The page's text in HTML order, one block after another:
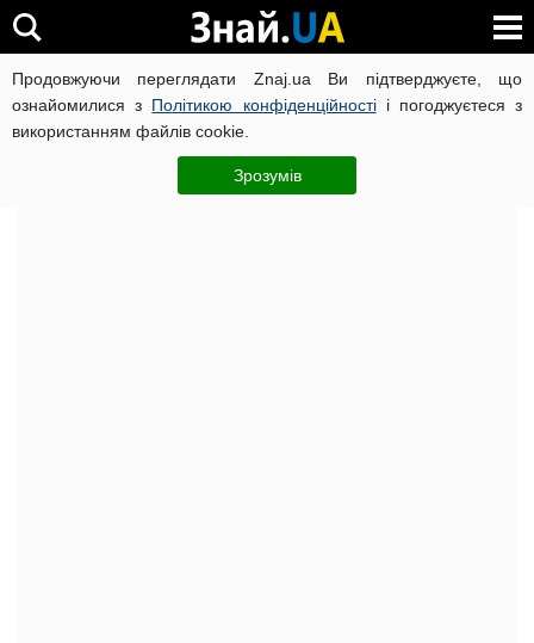
Продовжуючи переглядати Znaj.ua Ви підтверджуєте, що
ознайомилися з Політикою конфіденційностіі погоджуєтеся з
використанням файлів cookie.
Зрозумів
Головна Досьє
Святослав Вакарчук: біографія і досьє